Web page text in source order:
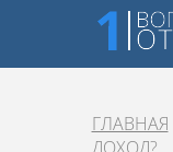
ГЛАВНАЯ